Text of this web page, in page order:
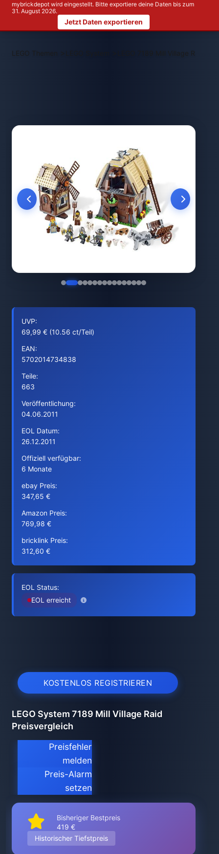
mybrickdepot wird eingestellt. Bitte exportiere deine Daten bis zum
31. August 2026.
Jetzt Daten exportieren
LEGO Themen > LEGO 7189 Mill Village Raid
UVP:
69,99 € (10.56 ct/Teil)
EAN:
5702014734838
Teile:
663
Veröffentlichung:
04.06.2011
EOL Datum:
26.12.2011
Offiziell verfügbar:
6 Monate
ebay Preis:
347,65 €
Amazon Preis:
769,98 €
bricklink Preis:
312,60 €
EOL Status:
EOL erreicht
KOSTENLOS REGISTRIEREN
LEGO System 7189 Mill Village Raid
Preisvergleich
Preisfehler
melden
Preis-Alarm
setzen
Bisheriger Bestpreis
419 €
Historischer Tiefstpreis